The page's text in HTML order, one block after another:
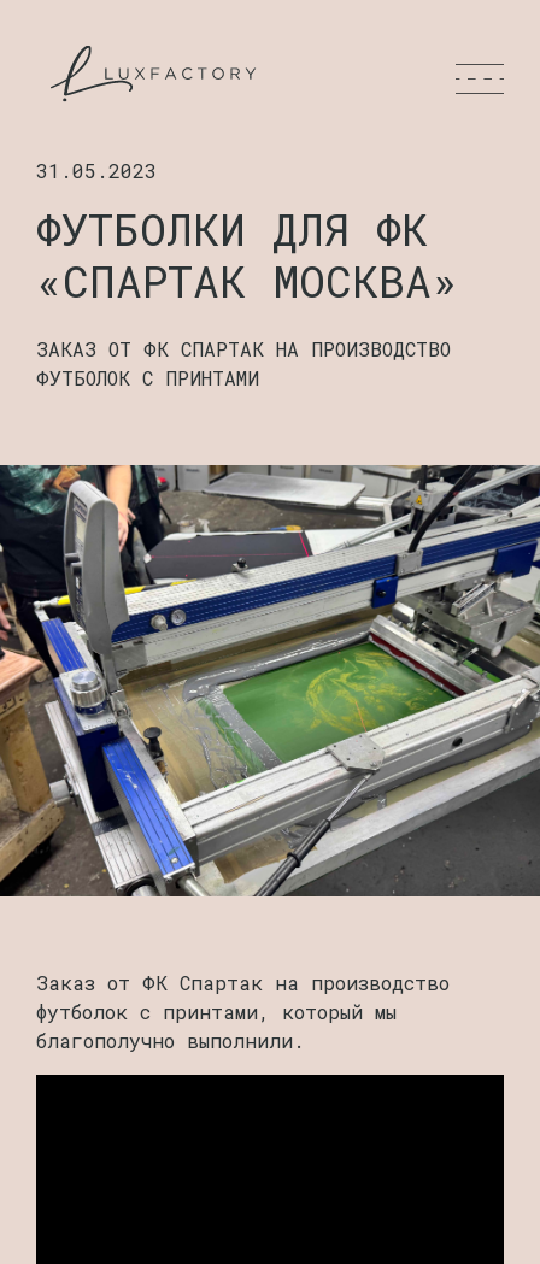
31.05.2023
ФУТБОЛКИ ДЛЯ ФК
«СПАРТАК МОСКВА»
​ЗАКАЗ ОТ ФК СПАРТАК НА ПРОИЗВОДСТВО
ФУТБОЛОК С ПРИНТАМИ
Заказ от ФК Спартак на производство
футболок с принтами, который мы
благополучно выполнили.